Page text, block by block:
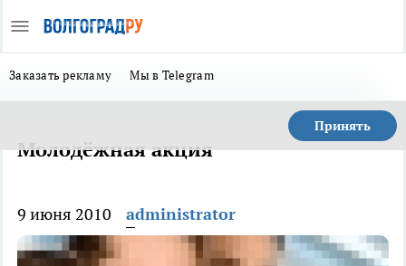
Заказать рекламу Мы в Telegram
Принять
Молодёжная акция
9 июня 2010 administrator